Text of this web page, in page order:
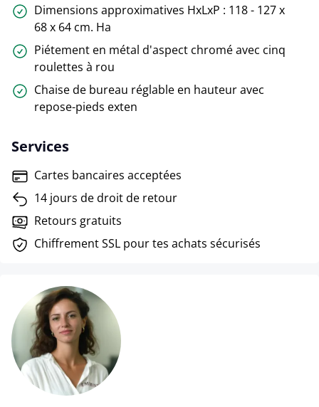
Dimensions approximatives HxLxP : 118 - 127 x
68 x 64 cm. Ha
Piétement en métal d'aspect chromé avec cinq
roulettes à rou
Chaise de bureau réglable en hauteur avec
repose-pieds exten
Services
Cartes bancaires acceptées
14 jours de droit de retour
Retours gratuits
Chiffrement SSL pour tes achats sécurisés